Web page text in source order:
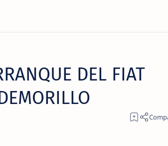
DEL FIAT